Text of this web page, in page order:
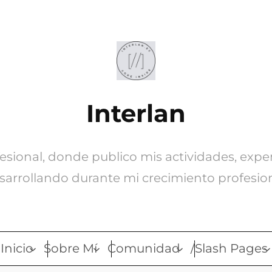
Interlan
donde publico mis actividades,
durante mi crecimiento
Inicio Sobre Mí Comunidad /Slash Pages